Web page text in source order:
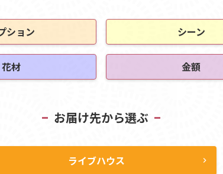
ション シーン
花材 金額
お届け先から選ぶ
ライブハウス chevron_right